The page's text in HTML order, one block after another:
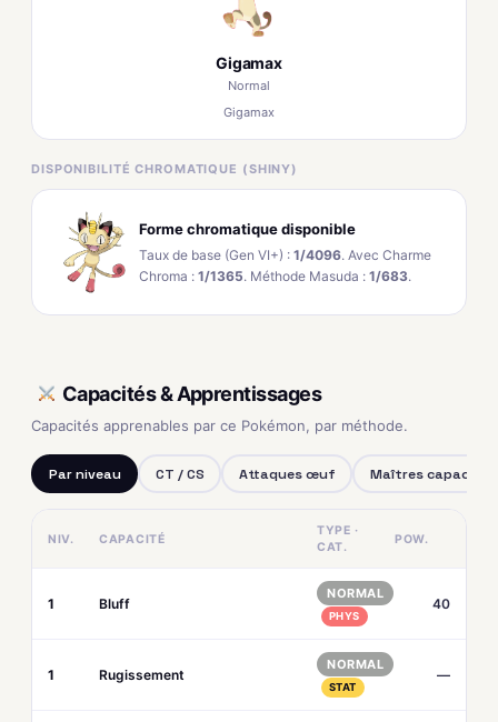
Gigamax
Normal
Gigamax
DISPONIBILITÉ CHROMATIQUE (SHINY)
Forme chromatique disponible
Taux de base (Gen VI+) : 1/4096. Avec Charme
Chroma : 1/1365. Méthode Masuda : 1/683.
Capacités & Apprentissages
Capacités apprenables par ce Pokémon, par méthode.
Par niveau CT / CS Attaques œuf Maîtres capacités
NIV. CAPACITÉ
TYPE ·
CAT.
POW.
1 Bluff
NORMAL
PHYS
40
1 Rugissement
NORMAL
STAT
—